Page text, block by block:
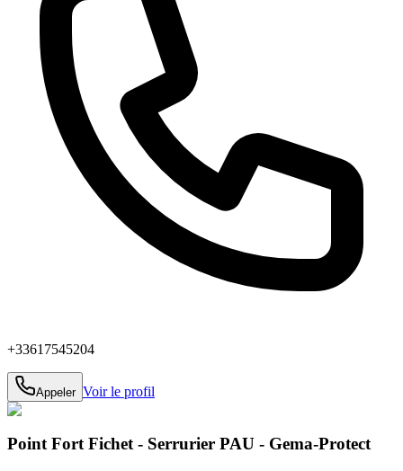
+33617545204
Appeler Voir le profil
Point Fort Fichet - Serrurier PAU - Gema-Protect